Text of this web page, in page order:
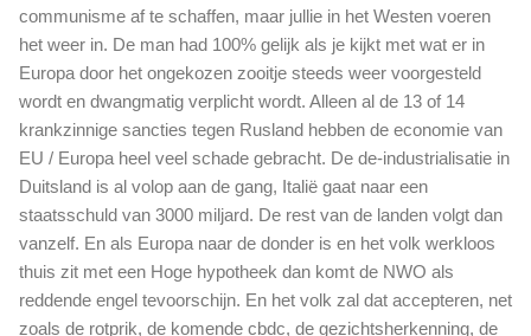
communisme af te schaffen, maar jullie in het Westen voeren
het weer in. De man had 100% gelijk als je kijkt met wat er in
Europa door het ongekozen zooitje steeds weer voorgesteld
wordt en dwangmatig verplicht wordt. Alleen al de 13 of 14
krankzinnige sancties tegen Rusland hebben de economie van
EU / Europa heel veel schade gebracht. De de-industrialisatie in
Duitsland is al volop aan de gang, Italië gaat naar een
staatsschuld van 3000 miljard. De rest van de landen volgt dan
vanzelf. En als Europa naar de donder is en het volk werkloos
thuis zit met een Hoge hypotheek dan komt de NWO als
reddende engel tevoorschijn. En het volk zal dat accepteren, net
zoals de rotprik, de komende cbdc, de gezichtsherkenning, de